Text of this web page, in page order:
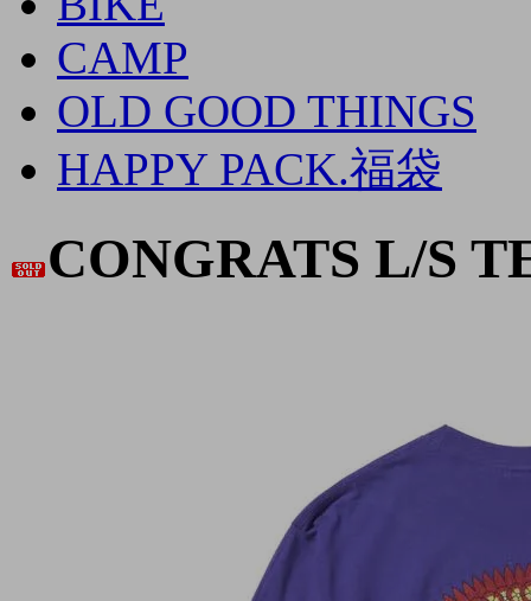
CAMP
OLD GOOD THINGS
HAPPY PACK.福袋
CONGRATS L/S